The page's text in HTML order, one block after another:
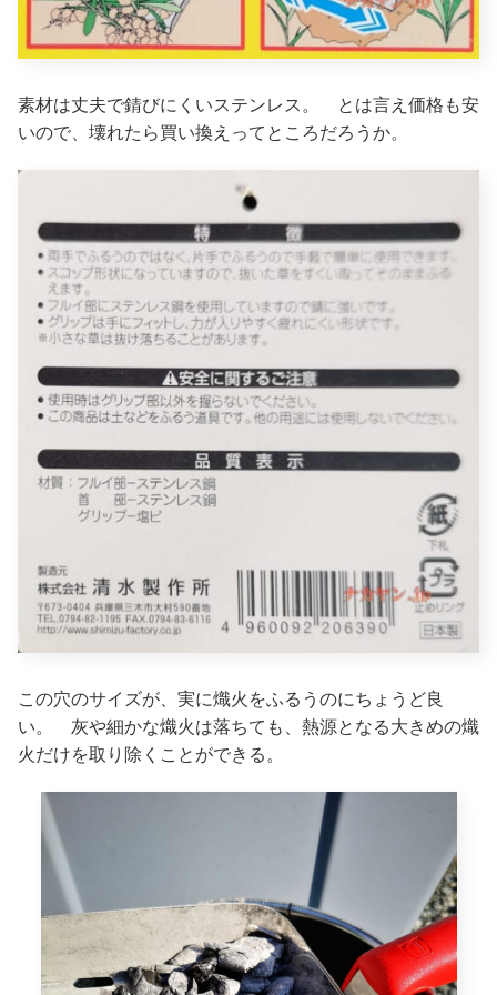
素材は丈夫で錆びにくいステンレス。 とは言え価格も安
いので、壊れたら買い換えってところだろうか。
この穴のサイズが、実に熾火をふるうのにちょうど良
い。 灰や細かな熾火は落ちても、熱源となる大きめの熾
火だけを取り除くことができる。